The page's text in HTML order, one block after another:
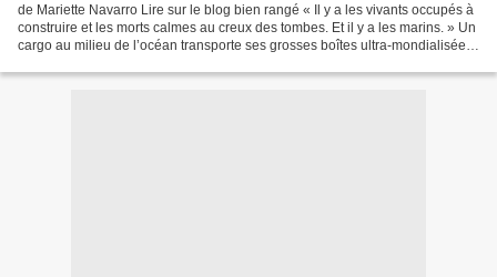
de Mariette Navarro Lire sur le blog bien rangé « Il y a les vivants occupés à
construire et les morts calmes au creux des tombes. Et il y a les marins. » Un
cargo au milieu de l’océan transporte ses grosses boîtes ultra-mondialisées